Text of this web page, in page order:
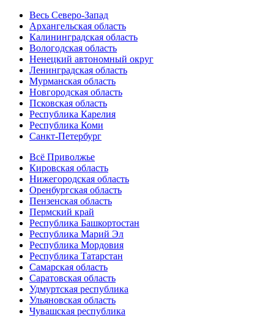
Весь Северо-Запад
Архангельская область
Калининградская область
Вологодская область
Ненецкий автономный округ
Ленинградская область
Мурманская область
Новгородская область
Псковская область
Республика Карелия
Республика Коми
Санкт-Петербург
Всё Приволжье
Кировская область
Нижегородская область
Оренбургская область
Пензенская область
Пермский край
Республика Башкортостан
Республика Марий Эл
Республика Мордовия
Республика Татарстан
Самарская область
Саратовская область
Удмуртская республика
Ульяновская область
Чувашская республика